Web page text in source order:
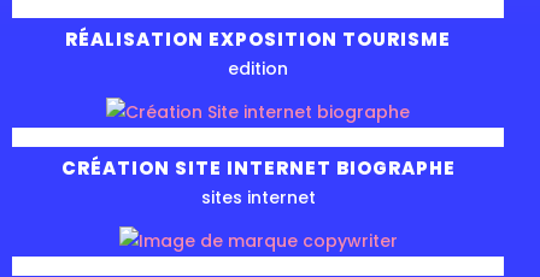
RÉALISATION EXPOSITION TOURISME
edition
CRÉATION SITE INTERNET BIOGRAPHE
sites internet